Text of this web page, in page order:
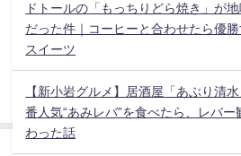
ドトールの「もっちりどら焼き」が
だった件｜コーヒーと合わせたら優
スイーツ
【新小岩グルメ】居酒屋「あぶり清
番人気“あみレバ”を食べたら、レバー
わった話